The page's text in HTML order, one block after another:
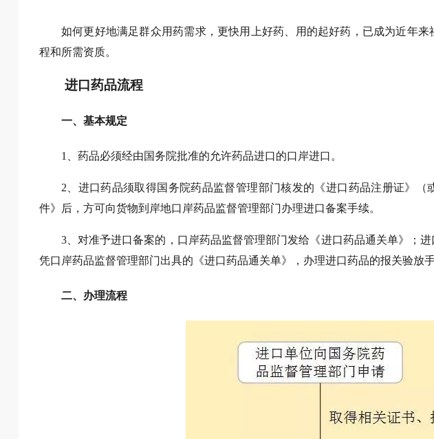
如何更好地满足群众用药需求，更快用上好药、用的起好药，已成为近年
程和所需资质。
进口药品流程
一、基本规定
1、药品必须经由国务院批准的允许药品进口的口岸进口。
2、进口药品须取得国务院药品监督管理部门核发的《进口药品注册证》
件》后，方可向货物到岸地口岸药品监督管理部门办理进口备案手续。
3、对准予进口备案的，口岸药品监督管理部门发给《进口药品通关单》；
凭口岸药品监督管理部门出具的《进口药品通关单》，办理进口药品的报关验放手
二、办理流程